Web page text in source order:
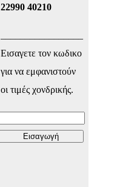
22990 40210
Εισαγετε τον κωδικο
για να εμφανιστούν
οι τιμές χονδρικής.